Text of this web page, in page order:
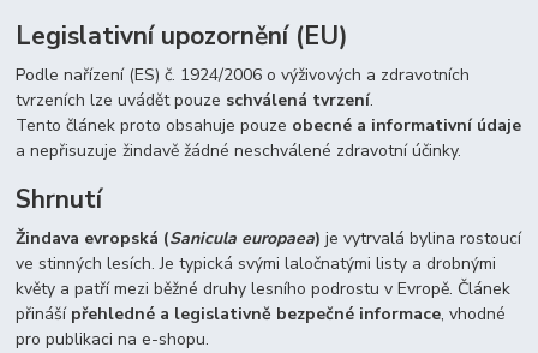
Legislativní upozornění (EU)
Podle nařízení (ES) č. 1924/2006 o výživových a zdravotních
tvrzeních lze uvádět pouze schválená tvrzení.
Tento článek proto obsahuje pouze obecné a informativní údaje
a nepřisuzuje žindavě žádné neschválené zdravotní účinky.
Shrnutí
Žindava evropská (Sanicula europaea) je vytrvalá bylina rostoucí
ve stinných lesích. Je typická svými laločnatými listy a drobnými
květy a patří mezi běžné druhy lesního podrostu v Evropě. Článek
přináší přehledné a legislativně bezpečné informace, vhodné
pro publikaci na e-shopu.